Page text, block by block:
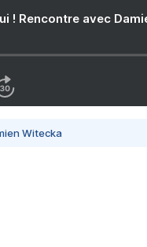
! Rencontre avec
Witecka